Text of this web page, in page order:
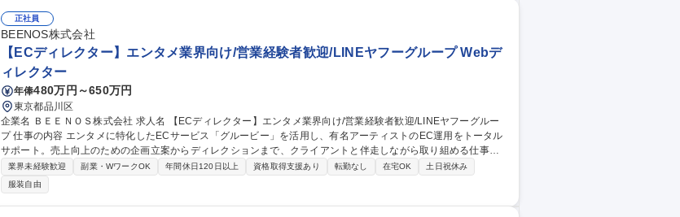
★編集/角川まんが学習シリーズ【KADOKAWA/在宅勤務可】
正社員
BEENOS株式会社
【ECディレクター】エンタメ業界向け/営業経験者歓迎/LINEヤフーグループ Webデ
ィレクター
年俸480万円～650万円
東京都品川区
企業名 ＢＥＥＮＯＳ株式会社 求人名 【ECディレクター】エンタメ業界向け/営業経験者歓迎/LINEヤフーグルー
プ 仕事の内容 エンタメに特化したECサービス「グルービー」を活用し、有名アーティストのEC運用をトータル
サポート。売上向上のための企画立案からディレクションまで、クライアントと伴走しながら取り組める仕事で
す。 【具体的には】 ■アーティストのECサイト公開後の運用を担当し、売上向上のための企画立案・提案を実施
■事務所担当者と連携しながらキャンペーン企画を推進し、ライブやツアーに向けた施策も含めて総合的にサポー
トします ■チームで動きながら、2~3社程度のクライアントを深く担当していただきます ■活用アーティスト例)
「Ado」、Nissy（西島隆弘）、ASOBISYSTEM所属アーティスト/タレント等多数 募集職種 【ECディレクター】
業界未経験歓迎 副業・WワークOK 年間休日120日以上 資格取得支援あり 転勤なし 在宅OK
土日祝休み
服装自由